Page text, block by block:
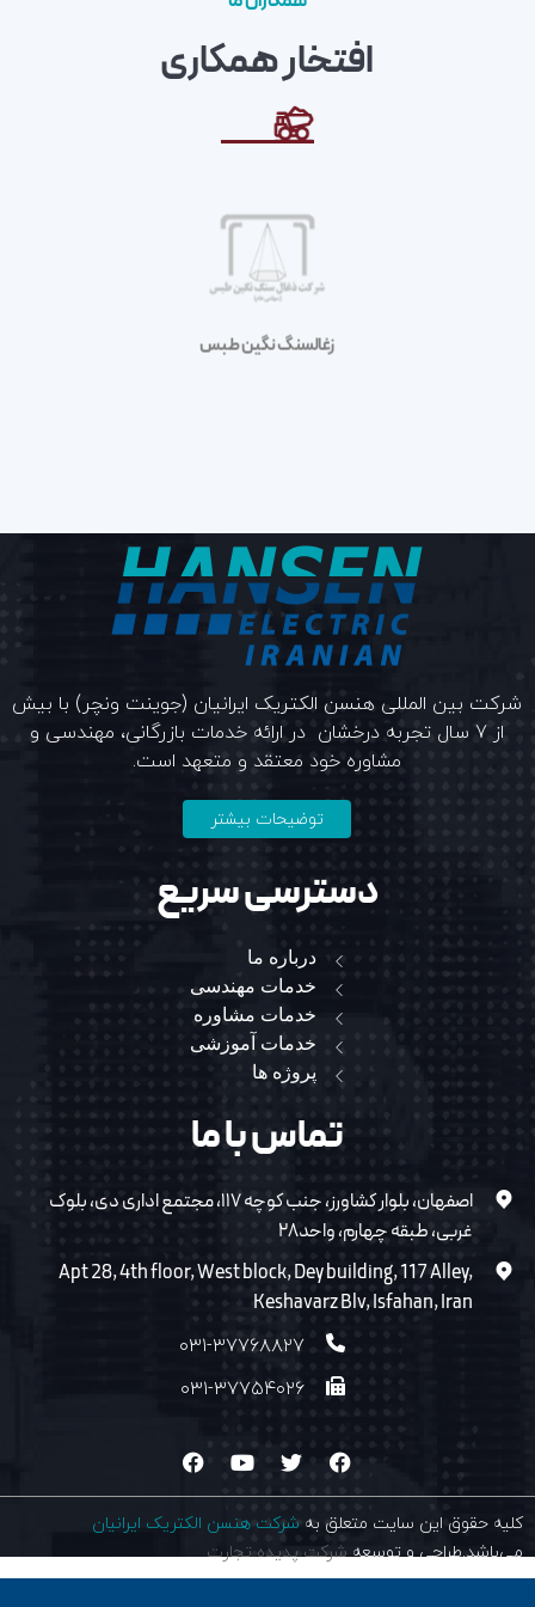
افتخار همکاری
فولاد زرند ایرانیان
شرکت بین المللی هنسن الکتریک ایرانیان (جوینت ونچر) با بیش
از 7 سال تجربه درخشان در ارائه خدمات بازرگانی، مهندسی و
مشاوره خود معتقد و متعهد است.
توضیحات بیشتر
دسترسی سریع
درباره ما
خدمات مهندسی
خدمات مشاوره
خدمات آموزشی
پروژه ها
تماس با ما
اصفهان، بلوار کشاورز، جنب کوچه ۱۱۷، مجتمع اداری دی، بلوک
غربی، طبقه چهارم، واحد۲۸
Apt 28, 4th floor, West block, Dey building, 117 Alley,
Keshavarz Blv, Isfahan, Iran
۰۳۱-۳۷۷۶۸۸۲۷
۰۳۱-۳۷۷۵۴۰۲۶
کلیه حقوق این سایت متعلق بهشرکت هنسن الکتریک ایرانیان
می‌باشد.طراحی و توسعهشرکت پدیده تجارت